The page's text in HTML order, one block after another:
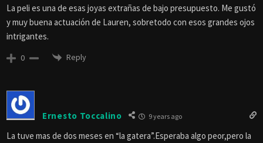
La peli es una de esas joyas extrañas de bajo presupuesto. Me gustó
y muy buena actuación de Lauren, sobretodo con esos grandes ojos
intrigantes.
0 Reply
Ernesto Toccalino 9 years ago
La tuve mas de dos meses en “la gatera”.Esperaba algo peor,pero la